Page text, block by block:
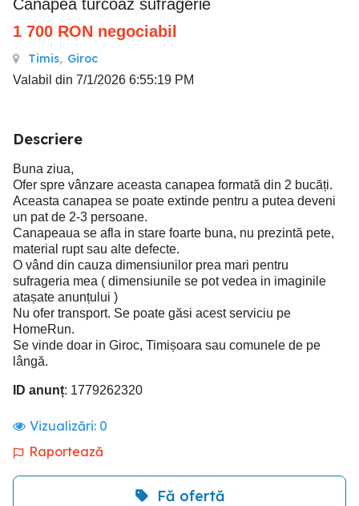
Canapea turcoaz sufragerie
1 700 RON negociabil
Timis, Giroc
Valabil din 7/1/2026 6:55:19 PM
Descriere
Buna ziua,
Ofer spre vânzare aceasta canapea formată din 2 bucăți.
Aceasta canapea se poate extinde pentru a putea deveni
un pat de 2-3 persoane.
Canapeaua se afla in stare foarte buna, nu prezintă pete,
material rupt sau alte defecte.
O vând din cauza dimensiunilor prea mari pentru
sufrageria mea ( dimensiunile se pot vedea in imaginile
atașate anunțului )
Nu ofer transport. Se poate găsi acest serviciu pe
HomeRun.
Se vinde doar in Giroc, Timișoara sau comunele de pe
lângă.
ID anunț: 1779262320
Vizualizări: 0
Raportează
Fă ofertă